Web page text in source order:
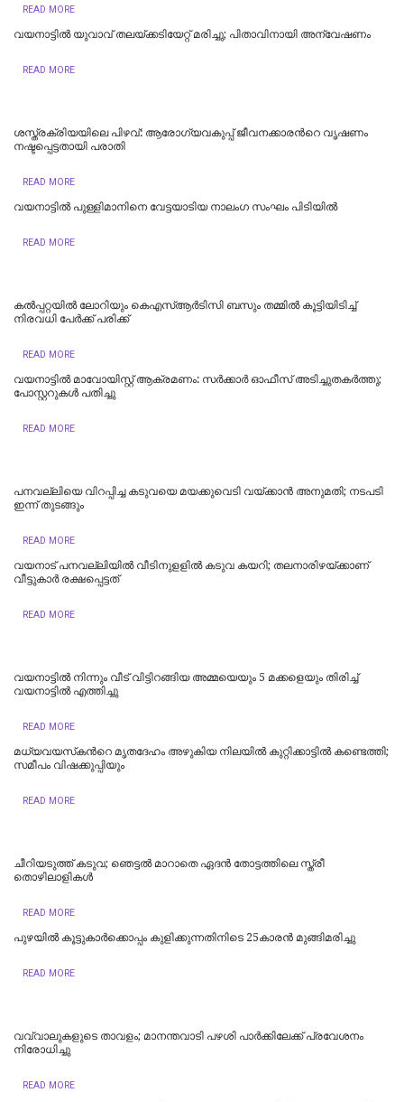
READ MORE
വയനാട്ടില്‍ യുവാവ് തലയ്ക്കടിയേറ്റ് മരിച്ചു; പിതാവിനായി അന്വേഷണം
READ MORE
ശസ്ത്രക്രിയയിലെ പിഴവ്: ആരോഗ്യവകുപ്പ് ജീവനക്കാരന്‍റെ വൃഷണം
നഷ്ടപ്പെട്ടതായി പരാതി
READ MORE
വയനാട്ടിൽ പുള്ളിമാനിനെ വേട്ടയാടിയ നാലംഗ സംഘം പിടിയിൽ
READ MORE
കൽപ്പറ്റയിൽ ലോറിയും കെഎസ്ആർടിസി ബസും തമ്മിൽ കൂട്ടിയിടിച്ച്
നിരവധി പേർക്ക് പരിക്ക്
READ MORE
വയനാട്ടില്‍ മാവോയിസ്റ്റ് ആക്രമണം: സര്‍ക്കാര്‍ ഓഫീസ് അടിച്ചുതകര്‍ത്തു;
പോസ്റ്ററുകള്‍ പതിച്ചു
READ MORE
പനവല്ലിയെ വിറപ്പിച്ച കടുവയെ മയക്കുവെടി വയ്ക്കാന്‍ അനുമതി; നടപടി
ഇന്ന് തുടങ്ങും
READ MORE
വയനാട് പനവല്ലിയില്‍ വീടിനുളളില്‍ കടുവ കയറി; തലനാരിഴയ്ക്കാണ്
വീട്ടുകാര്‍ രക്ഷപ്പെട്ടത്
READ MORE
വയനാട്ടില്‍ നിന്നും വീട് വിട്ടിറങ്ങിയ അമ്മയെയും 5 മക്കളെയും തിരിച്ച്‌
വയനാട്ടില്‍ എത്തിച്ചു
READ MORE
മധ്യവയസ്‌കന്‍റെ മൃതദേഹം അഴുകിയ നിലയില്‍ കുറ്റിക്കാട്ടില്‍ കണ്ടെത്തി;
സമീപം വിഷക്കുപ്പിയും
READ MORE
ചീറിയടുത്ത് കടുവ; ഞെട്ടല്‍ മാറാതെ ഏദന്‍ തോട്ടത്തിലെ സ്ത്രീ
തൊഴിലാളികള്‍
READ MORE
പുഴയില്‍ കൂട്ടുകാര്‍ക്കൊപ്പം കുളിക്കുന്നതിനിടെ 25കാരന്‍ മുങ്ങിമരിച്ചു
READ MORE
വവ്വാലുകളുടെ താവളം; മാനന്തവാടി പഴശി പാര്‍ക്കിലേക്ക് പ്രവേശനം
നിരോധിച്ചു
READ MORE